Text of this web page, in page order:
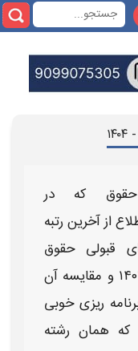
حقوق که در
ازآخرین رتبه
قبولی حقوق
و مقایسه آن
ریزی خوبی
که همان رشته